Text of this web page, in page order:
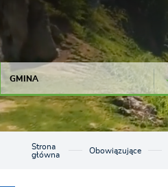
GMINA
Strona
główna
Obowiązujące